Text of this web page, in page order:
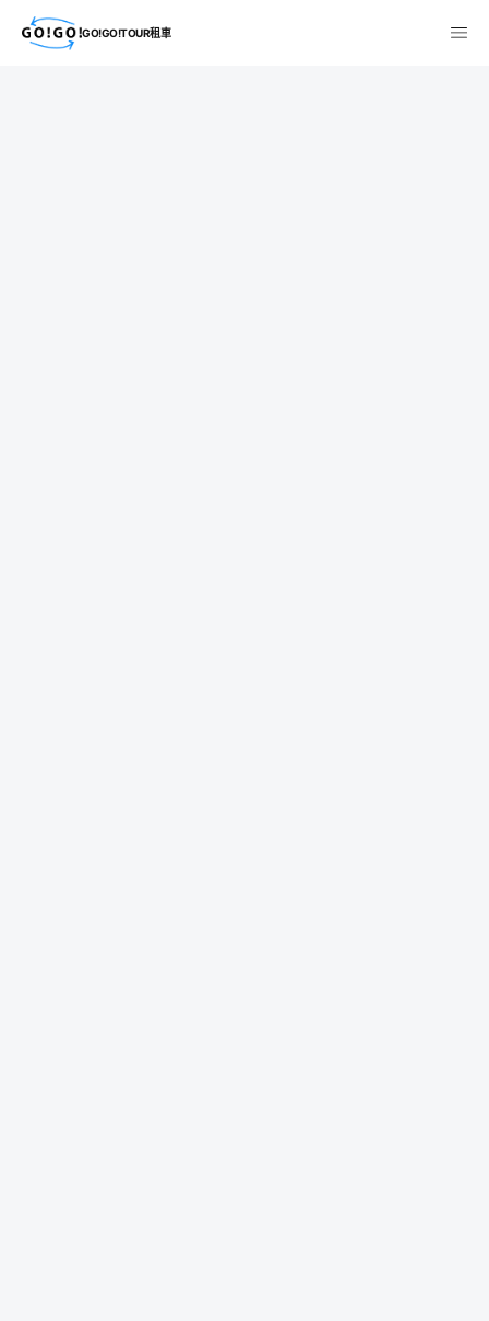
GO!GO!TOUR租車